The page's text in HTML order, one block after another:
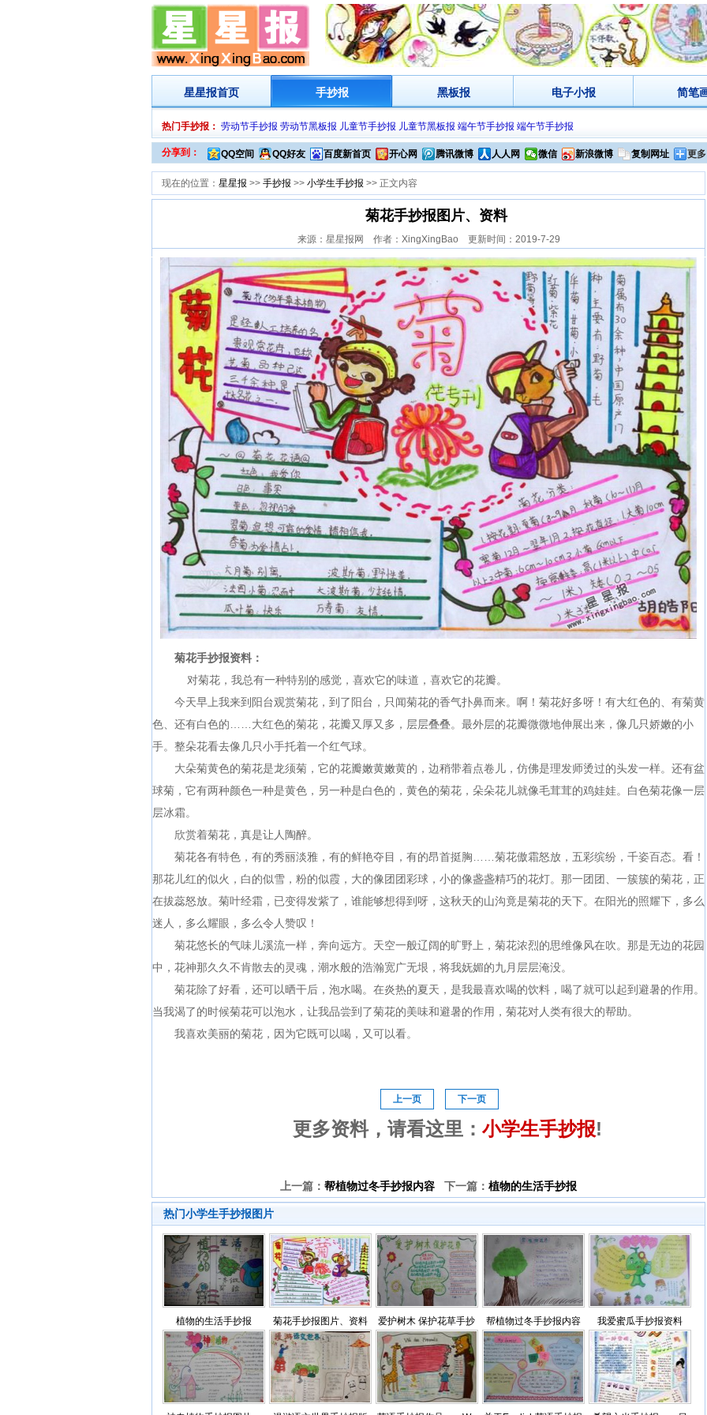
星星报首页 手抄报 黑板报 电子小报 简笔
热门手抄报： 劳动节手抄报 劳动节黑板报 儿童节手抄报 儿童节黑板报 端午节手抄报 端午节手抄报
分享到： QQ空间 QQ好友 百度新首页 开心网 腾讯微博 人人网 微信 新浪微博 复制网址 更多
现在的位置： 星星报 >> 手抄报 >> 小学生手抄报 >> 正文内容
菊花手抄报图片、资料
来源：星星报网 作者：XingXingBao 更新时间：2019-7-29
菊花手抄报资料：
对菊花，我总有一种特别的感觉，喜欢它的味道，喜欢它的花瓣。
今天早上我来到阳台观赏菊花，到了阳台，只闻菊花的香气扑鼻而来。啊！菊花好多呀！有大红色的、有菊黄
色、还有白色的……大红色的菊花，花瓣又厚又多，层层叠叠。最外层的花瓣微微地伸展出来，像几只娇嫩的小
手。整朵花看去像几只小手托着一个红气球。
大朵菊黄色的菊花是龙须菊，它的花瓣嫩黄嫩黄的，边稍带着点卷儿，仿佛是理发师烫过的头发一样。还有盆
球菊，它有两种颜色一种是黄色，另一种是白色的，黄色的菊花，朵朵花儿就像毛茸茸的鸡娃娃。白色菊花像一层
层冰霜。
欣赏着菊花，真是让人陶醉。
菊花各有特色，有的秀丽淡雅，有的鲜艳夺目，有的昂首挺胸……菊花傲霜怒放，五彩缤纷，千姿百态。看！
那花儿红的似火，白的似雪，粉的似霞，大的像团团彩球，小的像盏盏精巧的花灯。那一团团、一簇簇的菊花，正
在拔蕊怒放。菊叶经霜，已变得发紫了，谁能够想得到呀，这秋天的山沟竟是菊花的天下。在阳光的照耀下，多么
迷人，多么耀眼，多么令人赞叹！
菊花悠长的气味儿溪流一样，奔向远方。天空一般辽阔的旷野上，菊花浓烈的思维像风在吹。那是无边的花园
中，花神那久久不肯散去的灵魂，潮水般的浩瀚宽广无垠，将我妩媚的九月层层淹没。
菊花除了好看，还可以晒干后，泡水喝。在炎热的夏天，是我最喜欢喝的饮料，喝了就可以起到避暑的作用。
当我渴了的时候菊花可以泡水，让我品尝到了菊花的美味和避暑的作用，菊花对人类有很大的帮助。
我喜欢美丽的菊花，因为它既可以喝，又可以看。
上一页 下一页
更多资料，请看这里： 小学生手抄报!
上一篇： 帮植物过冬手抄报内容 下一篇： 植物的生活手抄报
热门小学生手抄报图片
植物的生活手抄报 菊花手抄报图片、资料 爱护树木 保护花草手抄 帮植物过冬手抄报内容 我爱蜜瓜手抄报资料